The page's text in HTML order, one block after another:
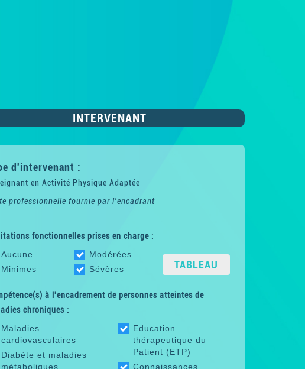
INTERVENANT
d'intervenant :
en Activité Physique Adaptée
professionnelle fournie par l'encadrant
fonctionnelles prises en charge :
Aucune
Minimes
Modérées
Sévères
TABLEAU
à l'encadrement de personnes atteintes de
chroniques :
Maladies
cardiovasculaires
Diabète et maladies
métaboliques
Education
thérapeutique du
Patient (ETP)
Connaissances